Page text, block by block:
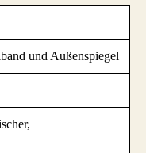
und Außenspiegel